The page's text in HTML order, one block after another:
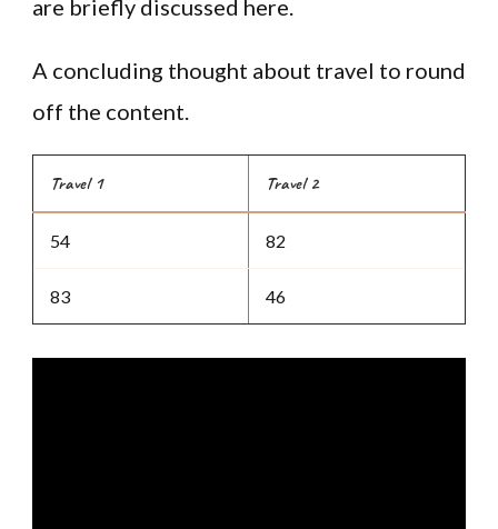
are briefly discussed here.
A concluding thought about travel to round
off the content.
Travel 1 Travel 2
54 82
83 46